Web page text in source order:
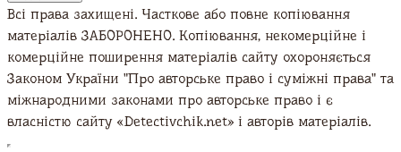
Всі права захищені. Часткове або повне копіювання
матеріалів ЗАБОРОНЕНО. Копіювання, некомерційне і
комерційне поширення матеріалів сайту охороняється
Законом України "Про авторське право і суміжні права" та
міжнародними законами про авторське право і є
власністю сайту «Detectivchik.net» і авторів матеріалів.